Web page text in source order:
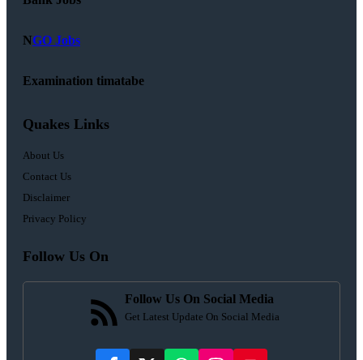
NGO Jobs
Examination timatabe
Quakes Links
About Us
Contact Us
Disclaimer
Privacy Policy
Follow Us On
Follow Us On Social Media
Get Latest Update On Social Media